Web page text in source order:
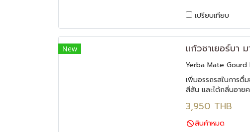
เปรียบเทียบ
New
Yerba Mate Gourd
n)
เพิ่มอรรถรสในการดื่
สีสัน และได้กลิ่นอาย
3,950 THB
สินค้าหมด